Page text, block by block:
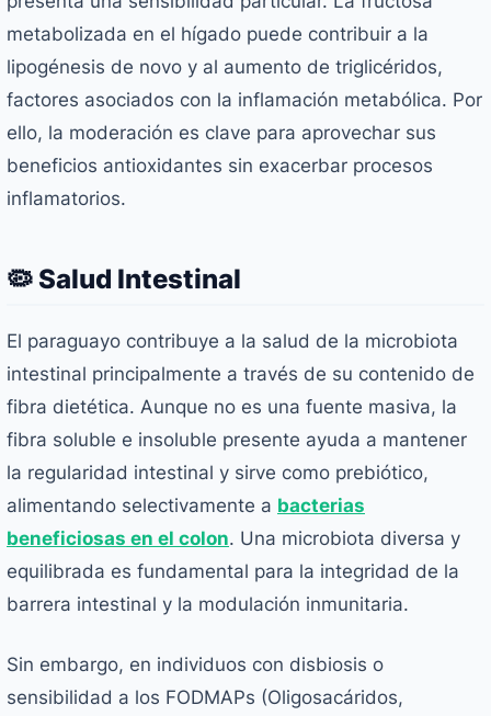
metabolizada en el hígado puede contribuir a la
lipogénesis de novo y al aumento de triglicéridos,
factores asociados con la inflamación metabólica. Por
ello, la moderación es clave para aprovechar sus
beneficios antioxidantes sin exacerbar procesos
inflamatorios.
🦠 Salud Intestinal
El paraguayo contribuye a la salud de la microbiota
intestinal principalmente a través de su contenido de
fibra dietética. Aunque no es una fuente masiva, la
fibra soluble e insoluble presente ayuda a mantener
la regularidad intestinal y sirve como prebiótico,
alimentando selectivamente a bacterias
beneficiosas en el colon. Una microbiota diversa y
equilibrada es fundamental para la integridad de la
barrera intestinal y la modulación inmunitaria.
Sin embargo, en individuos con disbiosis o
sensibilidad a los FODMAPs (Oligosacáridos,